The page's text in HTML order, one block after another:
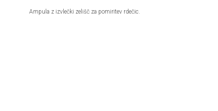
Ampula z izvlečki zelišč za pomiritev rdečic.